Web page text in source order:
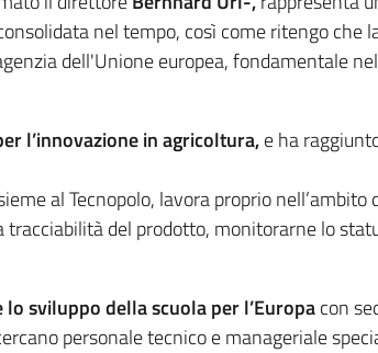
nel tempo, così come ritengo
dell'Unione europea, fondamentale
l’innovazione in agricoltura,e ha
al Tecnopolo, lavora proprio
del prodotto, monitorarne lo
sviluppo della scuola per l’Europacon
personale tecnico e manageriale